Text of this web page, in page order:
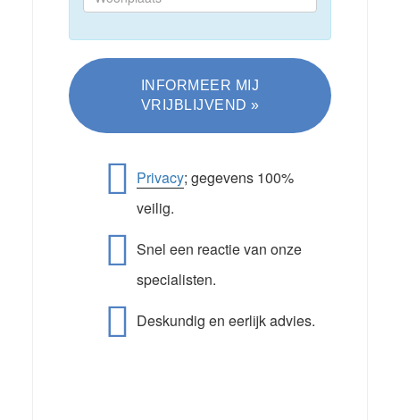
Privacy; gegevens 100%
veilig.
Snel een reactie van onze
specialisten.
Deskundig en eerlijk advies.